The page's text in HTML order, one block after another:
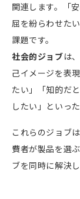
関連します。「
屈を紛らわせた
課題です。
社会的ジョブは
己イメージを表
たい」「知的だ
したい」といっ
これらのジョブ
費者が製品を選
ブを同時に解決